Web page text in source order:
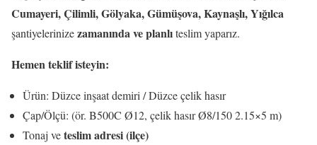
Cumayeri, Çilimli, Gölyaka, Gümüşova, Kaynaşlı, Yığılca
şantiyelerinizezamanında ve planlıteslim yaparız.
Hemen teklif isteyin:
Ürün: Düzce inşaat demiri / Düzce çelik hasır
Çap/Ölçü: (ör. B500C Ø12, çelik hasır Ø8/150 2.15×5 m)
Tonaj veteslim adresi (ilçe)